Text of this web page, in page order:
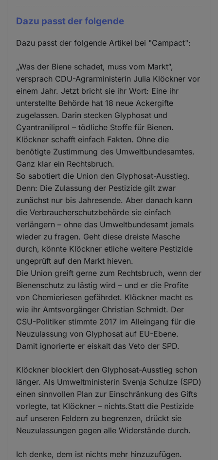
Dazu passt der folgende
Dazu passt der folgende Artikel bei "Campact":
„Was der Biene schadet, muss vom Markt“,
versprach CDU-Agrarministerin Julia Klöckner vor
einem Jahr. Jetzt bricht sie ihr Wort: Eine ihr
unterstellte Behörde hat 18 neue Ackergifte
zugelassen. Darin stecken Glyphosat und
Cyantraniliprol – tödliche Stoffe für Bienen.
Klöckner schafft einfach Fakten. Ohne die
benötigte Zustimmung des Umweltbundesamtes.
Ganz klar ein Rechtsbruch.
So sabotiert die Union den Glyphosat-Ausstieg.
Denn: Die Zulassung der Pestizide gilt zwar
zunächst nur bis Jahresende. Aber danach kann
die Verbraucherschutzbehörde sie einfach
verlängern – ohne das Umweltbundesamt jemals
wieder zu fragen. Geht diese dreiste Masche
durch, könnte Klöckner etliche weitere Pestizide
ungeprüft auf den Markt hieven.
Die Union greift gerne zum Rechtsbruch, wenn der
Bienenschutz zu lästig wird – und er die Profite
von Chemieriesen gefährdet. Klöckner macht es
wie ihr Amtsvorgänger Christian Schmidt. Der
CSU-Politiker stimmte 2017 im Alleingang für die
Neuzulassung von Glyphosat auf EU-Ebene.
Damit ignorierte er eiskalt das Veto der SPD.
Klöckner blockiert den Glyphosat-Ausstieg schon
länger. Als Umweltministerin Svenja Schulze (SPD)
einen sinnvollen Plan zur Einschränkung des Gifts
vorlegte, tat Klöckner – nichts.Statt die Pestizide
auf unseren Feldern zu begrenzen, drückt sie
Neuzulassungen gegen alle Widerstände durch.
Ich denke, dem ist nichts mehr hinzuzufügen.